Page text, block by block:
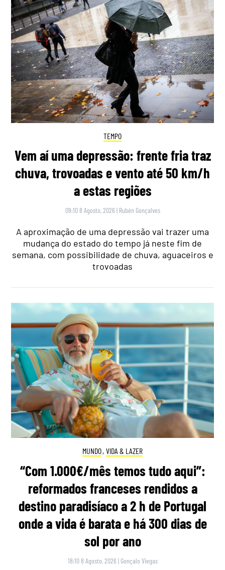
TEMPO
Vem aí uma depressão: frente fria traz
chuva, trovoadas e vento até 50 km/h
a estas regiões
09:10 8 Agosto, 2026 | Rubén Gonçalves
A aproximação de uma depressão vai trazer uma
mudança do estado do tempo já neste fim de
semana, com possibilidade de chuva, aguaceiros e
trovoadas
MUNDO, VIDA & LAZER
“Com 1.000€/mês temos tudo aqui”:
reformados franceses rendidos a
destino paradisíaco a 2 h de Portugal
onde a vida é barata e há 300 dias de
sol por ano
18:10 8 Agosto, 2026 | Gonçalo Viegas